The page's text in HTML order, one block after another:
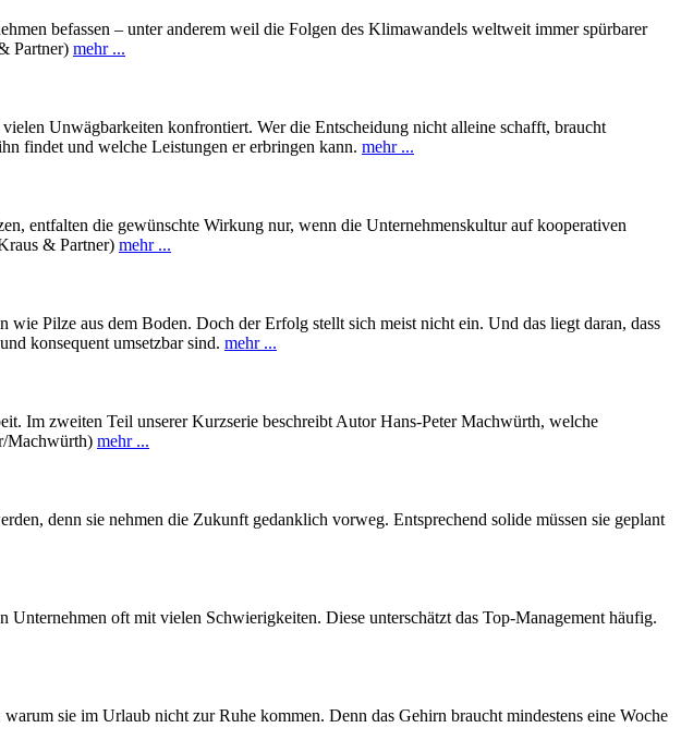
befassen – unter anderem weil die Folgen des Klimawandels weltweit immer spürbarer
Partner) mehr ...
Unwägbarkeiten konfrontiert. Wer die Entscheidung nicht alleine schafft, braucht
findet und welche Leistungen er erbringen kann. mehr ...
entfalten die gewünschte Wirkung nur, wenn die Unternehmenskultur auf kooperativen
& Partner) mehr ...
Pilze aus dem Boden. Doch der Erfolg stellt sich meist nicht ein. Und das liegt daran, dass
konsequent umsetzbar sind. mehr ...
Im zweiten Teil unserer Kurzserie beschreibt Autor Hans-Peter Machwürth, welche
Machwürth) mehr ...
denn sie nehmen die Zukunft gedanklich vorweg. Entsprechend solide müssen sie geplant
oft mit vielen Schwierigkeiten. Diese unterschätzt das Top-Management häufig.
sie im Urlaub nicht zur Ruhe kommen. Denn das Gehirn braucht mindestens eine Woche